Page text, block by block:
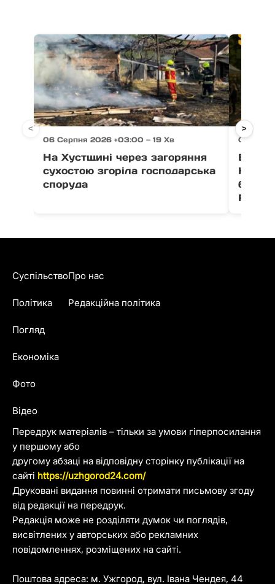
06 Серпня 2026 +03:00 — 19 Хв
На Хустщині через загоряння
сухостою згоріла господарська
споруда
06
В
Fest
< >
Передрук матеріалів – тільки за умови гіперпосилання
у першому або
другому абзаці на відповідну сторінку публікації на
сайті https://uzhgorod24.com/
Друковані видання повинні отримати письмову згоду
від редакції на передрук.
Редакція може не розділяти думок чи поглядів,
висвітлених у авторських або рекламних
повідомленнях, розміщених на сайті.
Поштова адреса: м. Ужгород, вул. Івана Чендея, 44
Суспільство
Політика
Погляд
Економіка
Фото
Відео
Про нас
Редакційна політика